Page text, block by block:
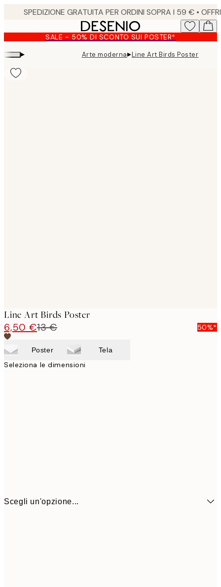
content.
SALE - 50% DI SCONTO SUI POSTER*
▸ Arte moderna▸Line Art Birds Poster
Line Art Birds Poster
6,50 €13 € 50%*
Poster Tela
Seleziona le dimensioni
Scegli un'opzione...